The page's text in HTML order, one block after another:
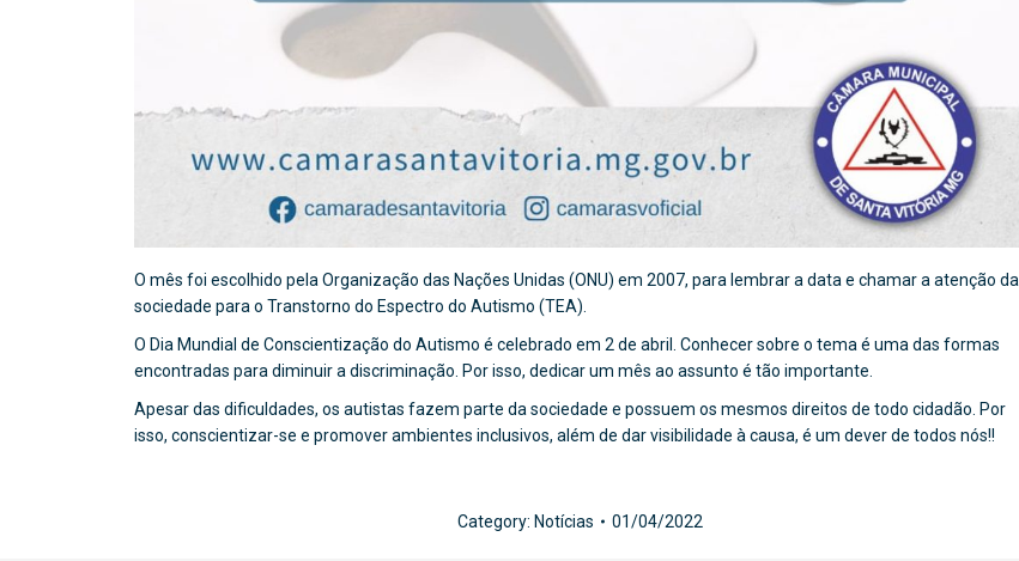
O mês foi escolhido pela Organização das Nações Unidas (ONU) em 2007, para lembrar a data e chamar a atenção da
sociedade para o Transtorno do Espectro do Autismo (TEA).
O Dia Mundial de Conscientização do Autismo é celebrado em 2 de abril. Conhecer sobre o tema é uma das formas
encontradas para diminuir a discriminação. Por isso, dedicar um mês ao assunto é tão importante.
Apesar das dificuldades, os autistas fazem parte da sociedade e possuem os mesmos direitos de todo cidadão. Por
isso, conscientizar-se e promover ambientes inclusivos, além de dar visibilidade à causa, é um dever de todos nós!!
Category: Notícias 01/04/2022